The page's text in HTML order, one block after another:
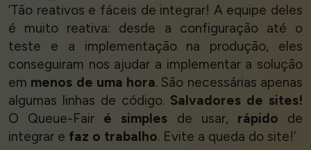
‘Tão reativos e fáceis de integrar! A equipe deles
é muito reativa: desde a configuração até o
teste e a implementação na produção, eles
conseguiram nos ajudar a implementar a solução
em menos de uma hora. São necessárias apenas
algumas linhas de código. Salvadores de sites!
O Queue-Fair é simples de usar, rápido de
integrar e faz o trabalho. Evite a queda do site!’